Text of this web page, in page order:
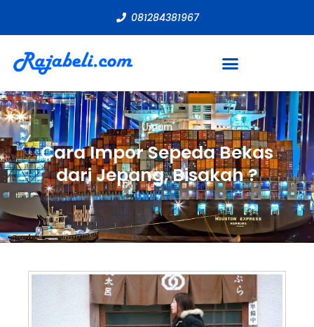
081284381967
Umum
Cara Impor Sepeda Bekas
dari Jepang, Bisakah ?